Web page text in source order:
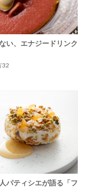
い、エナジードリンク
32
パティシエが語る「フ